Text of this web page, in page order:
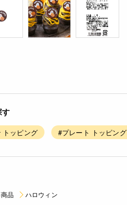
トッピング #プレート トッピング
品 ハロウィン